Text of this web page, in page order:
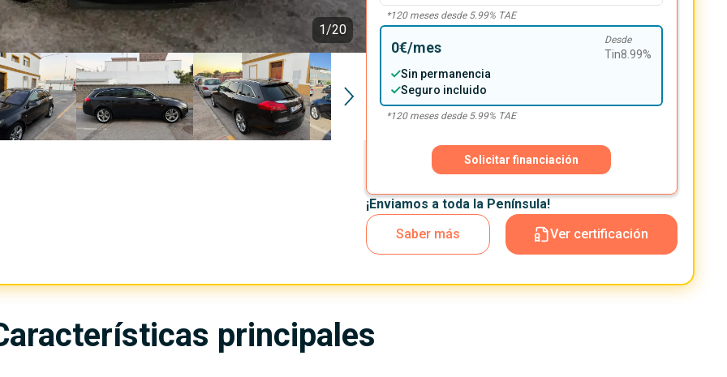
1/20
*120meses desde 5.99% TAE
0€/mes Desde
Tin8.99%
Sin permanencia
Seguro incluido
*120meses desde 5.99% TAE
Solicitar financiación
¡Enviamos a toda la Península!
Saber más
Ver certificación
principales